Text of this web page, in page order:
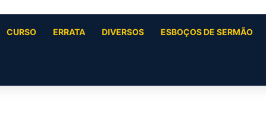
CURSO ERRATA DIVERSOS ESBOÇOS DE SERMÃO